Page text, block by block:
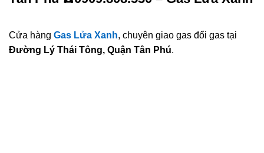
Cửa hàng Gas Lửa Xanh, chuyên giao gas đổi gas tại
Đường Lý Thái Tông, Quận Tân Phú.